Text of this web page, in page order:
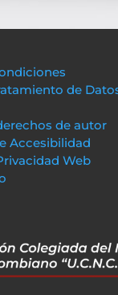
de
de autor
Accesibilidad
Web